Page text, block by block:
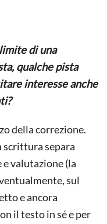
di una
qualche pista
interesse anche
della correzione.
scrittura separa
valutazione (la
sul
e ancora
il testo in sé e per